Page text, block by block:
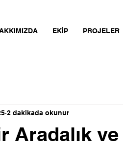
EKİP PROJELER
Aradalık
2 dakikada okunur